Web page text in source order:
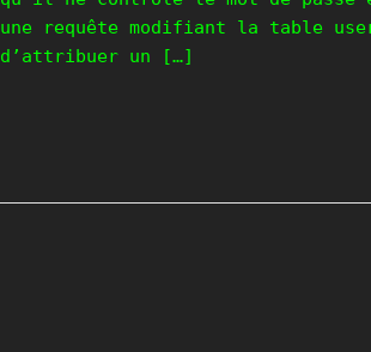
une requête modifiant la table
d’attribuer un […]